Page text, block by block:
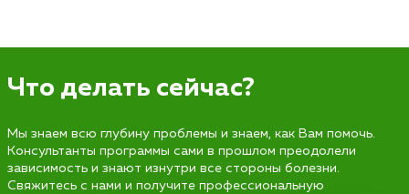
Что делать сейчас?
Мы знаем всю глубину проблемы и знаем, как Вам помочь.
Консультанты программы сами в прошлом преодолели
зависимость и знают изнутри все стороны болезни.
Свяжитесь с нами и получите профессиональную